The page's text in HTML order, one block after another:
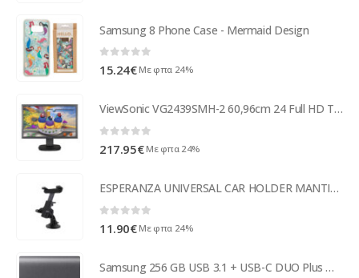
Samsung 8 Phone Case - Mermaid Design
0 out of 5
15.24€ Με φπα 24%
ViewSonic VG2439SMH-2 60,96cm 24 Full HD TFT Display VG2439SMH-2
0 out of 5
217.95€ Με φπα 24%
ESPERANZA UNIVERSAL CAR HOLDER MANTIS FOR TABLET 8'
0 out of 5
11.90€ Με φπα 24%
Samsung 256 GB USB 3.1 + USB-C DUO Plus MUF-256DB/EU